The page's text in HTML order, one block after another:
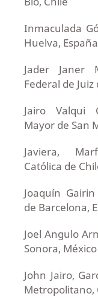
Inmaculada
Huelva, España
Jader Janer
Federal de Juiz
Jairo Valqui
Mayor de San
Javiera,
Católica de
Joaquín
de Barcelona,
Joel Angulo
Sonora, México
John Jairo,
Metropolitano,